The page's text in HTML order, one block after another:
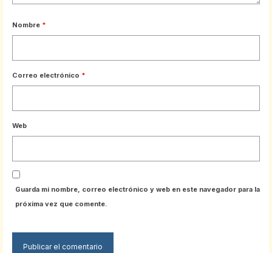
Nombre *
Correo electrónico *
Web
Guarda mi nombre, correo electrónico y web en este navegador para la
próxima vez que comente.